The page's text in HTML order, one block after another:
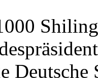
Deutsche